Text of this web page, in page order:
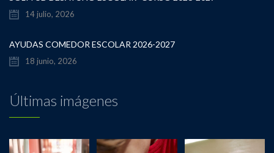
14 julio, 2026
AYUDAS COMEDOR ESCOLAR 2026-2027
18 junio, 2026
Últimas imágenes